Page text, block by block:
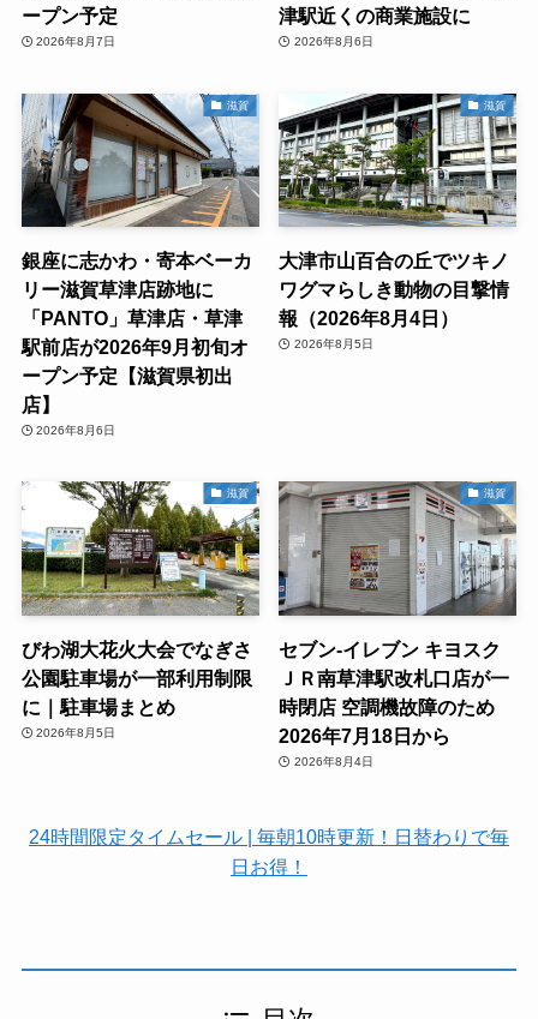
ープン予定
2026年8月7日
津駅近くの商業施設に
2026年8月6日
滋賀
銀座に志かわ・寄本ベーカ
リー滋賀草津店跡地に
「PANTO」草津店・草津
駅前店が2026年9月初旬オ
ープン予定【滋賀県初出
店】
2026年8月6日
滋賀
大津市山百合の丘でツキノ
ワグマらしき動物の目撃情
報（2026年8月4日）
2026年8月5日
滋賀
びわ湖大花火大会でなぎさ
公園駐車場が一部利用制限
に｜駐車場まとめ
2026年8月5日
滋賀
セブン-イレブン キヨスク
ＪＲ南草津駅改札口店が一
時閉店 空調機故障のため
2026年7月18日から
2026年8月4日
24時間限定タイムセール | 毎朝10時更新！日替わりで毎
日お得！